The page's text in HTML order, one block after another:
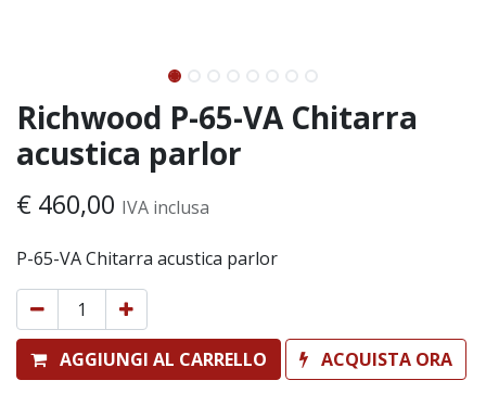
Richwood P-65-VA Chitarra
acustica parlor
€ 460,00 IVA inclusa
P-65-VA Chitarra acustica parlor
AGGIUNGI AL CARRELLO ACQUISTA ORA